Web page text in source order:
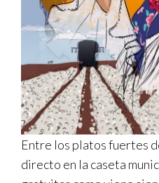
Entre los platos fuertes
directo en la caseta